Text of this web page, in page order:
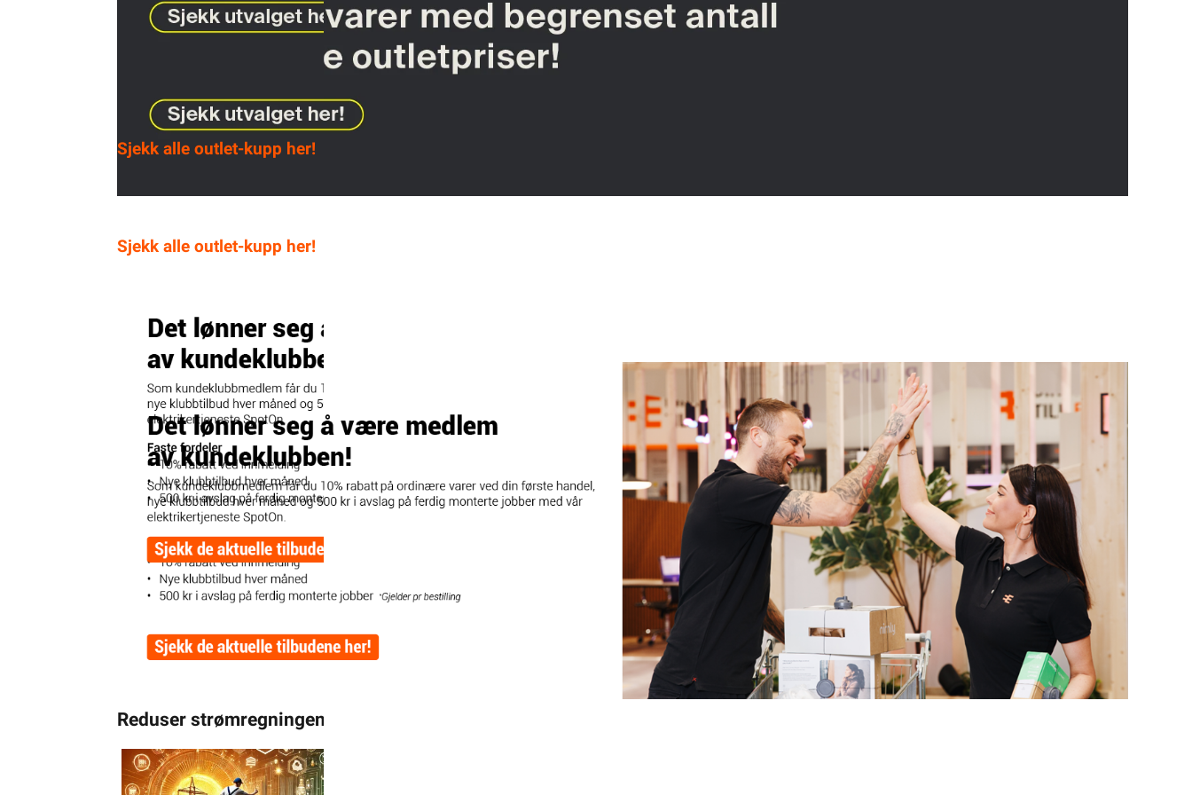
Sjekk alle outlet-kupp her!
Reduser strømregningen med varmestyring
Sjekk alle outlet-kupp her!